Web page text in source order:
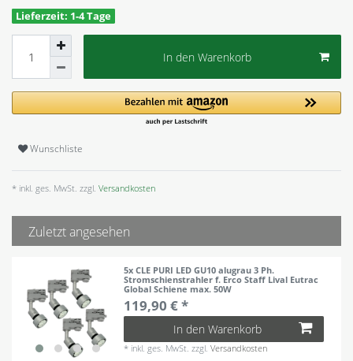
Lieferzeit: 1-4 Tage
In den Warenkorb
Wunschliste
* inkl. ges. MwSt. zzgl. Versandkosten
Zuletzt angesehen
5x CLE PURI LED GU10 alugrau 3 Ph.
Stromschienstrahler f. Erco Staff Lival Eutrac
Global Schiene max. 50W
119,90 € *
In den Warenkorb
* inkl. ges. MwSt. zzgl.Versandkosten